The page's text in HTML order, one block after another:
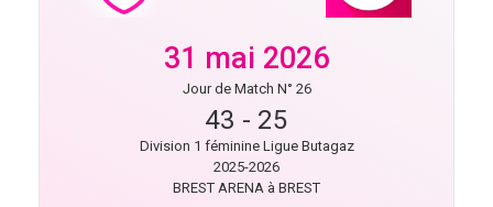
31 mai 2026
Jour de Match N° 26
43 - 25
Division 1 féminine Ligue Butagaz
2025-2026
BREST ARENA à BREST